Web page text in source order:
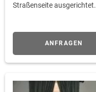
Straßenseite ausgerichtet.
ANFRAGEN